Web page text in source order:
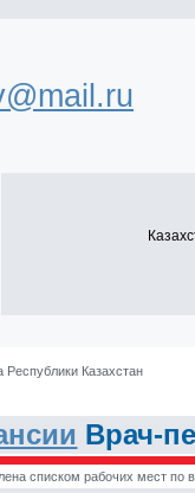
Казахстан
Врач-
списком рабочих мест по